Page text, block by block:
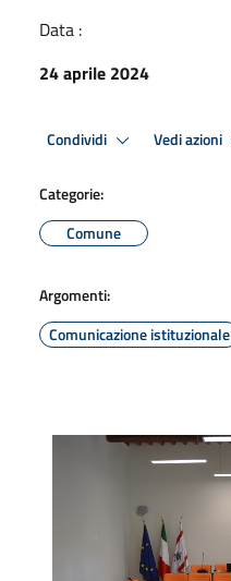
Data :
24 aprile 2024
Condividi Vedi azioni
Categorie:
Comune
Argomenti:
Comunicazione istituzionale